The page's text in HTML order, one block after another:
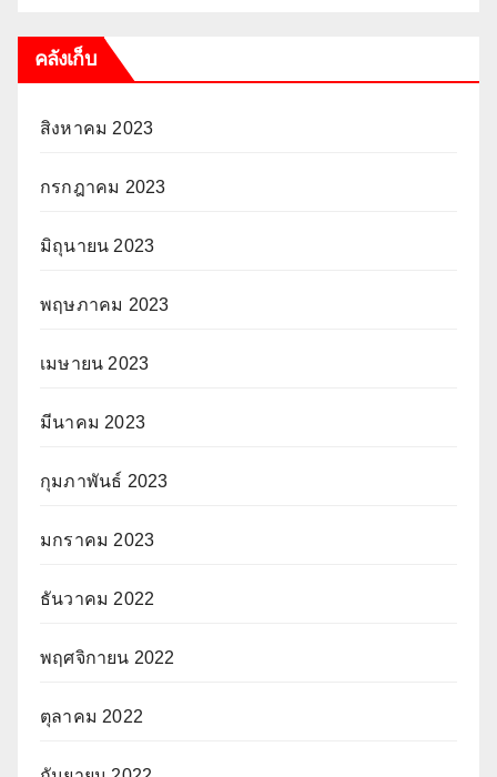
คลังเก็บ
สิงหาคม 2023
กรกฎาคม 2023
มิถุนายน 2023
พฤษภาคม 2023
เมษายน 2023
มีนาคม 2023
กุมภาพันธ์ 2023
มกราคม 2023
ธันวาคม 2022
พฤศจิกายน 2022
ตุลาคม 2022